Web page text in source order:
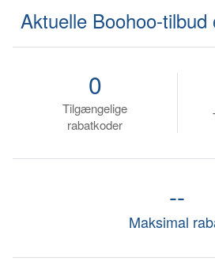
Aktuelle Boohoo-
Tilgængelige
rabatkoder
0
Maksimal
--